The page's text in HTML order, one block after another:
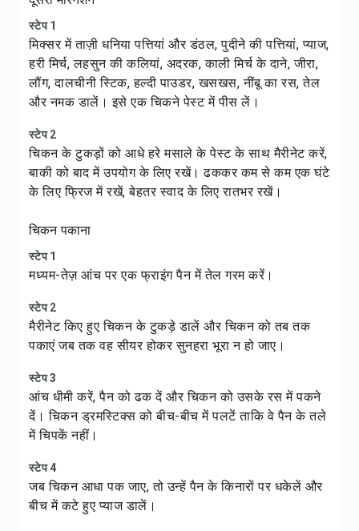
स्टेप 1
मिक्सर में ताज़ी धनिया पत्तियां और डंठल, पुदीने की पत्तियां, प्याज,
हरी मिर्च, लहसुन की कलियां, अदरक, काली मिर्च के दाने, जीरा,
लौंग, दालचीनी स्टिक, हल्दी पाउडर, खसखस, नींबू का रस, तेल
और नमक डालें। इसे एक चिकने पेस्ट में पीस लें।
स्टेप 2
चिकन के टुकड़ों को आधे हरे मसाले के पेस्ट के साथ मैरीनेट करें,
बाकी को बाद में उपयोग के लिए रखें। ढककर कम से कम एक घंटे
के लिए फ्रिज में रखें, बेहतर स्वाद के लिए रातभर रखें।
चिकन पकाना
स्टेप 1
मध्यम-तेज़ आंच पर एक फ्राइंग पैन में तेल गरम करें।
स्टेप 2
मैरीनेट किए हुए चिकन के टुकड़े डालें और चिकन को तब तक
पकाएं जब तक वह सीयर होकर सुनहरा भूरा न हो जाए।
स्टेप 3
आंच धीमी करें, पैन को ढक दें और चिकन को उसके रस में पकने
दें। चिकन ड्रमस्टिक्स को बीच-बीच में पलटें ताकि वे पैन के तले
में चिपकें नहीं।
स्टेप 4
जब चिकन आधा पक जाए, तो उन्हें पैन के किनारों पर धकेलें और
बीच में कटे हुए प्याज डालें।